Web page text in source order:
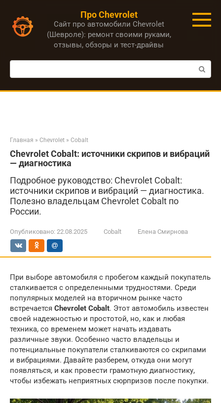
контенту
Про Chevrolet
Сайт про автомобили Chevrolet
(Шевроле): ремонт своими руками,
отзывы, обзоры и тест-драйвы
Поиск:
Главная » Chevrolet » Cobalt
Chevrolet Cobalt: источники скрипов и вибраций
— диагностика
Подробное руководство: Chevrolet Cobalt:
источники скрипов и вибраций — диагностика.
Полезно владельцам Chevrolet Cobalt по
России.
Опубликовано: 22.08.2025 Cobalt Елена Смирнова
При выборе автомобиля с пробегом каждый покупатель
сталкивается с определенными трудностями. Среди
популярных моделей на вторичном рынке часто
встречается Chevrolet Cobalt. Этот автомобиль известен
своей надежностью и простотой, но, как и любая
техника, со временем может начать издавать
различные звуки. Особенно часто владельцы и
потенциальные покупатели сталкиваются со скрипами
и вибрациями. Давайте разберем, откуда они могут
появляться, и как провести грамотную диагностику,
чтобы избежать неприятных сюрпризов после покупки.